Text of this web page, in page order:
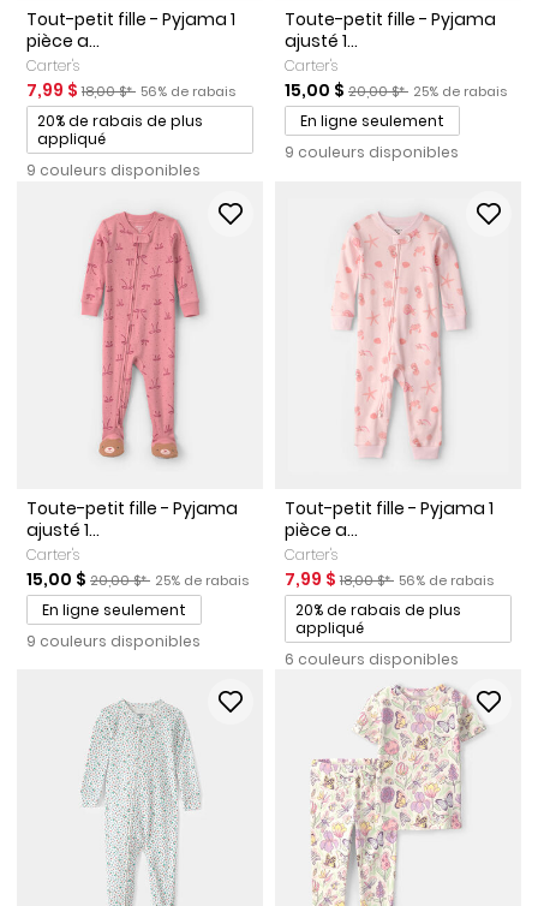
Tout-petit fille - Pyjama 1
pièce a...
Carter's
Prix de solde
7,99 $Prix ​​de détail suggéré par le fabricant
18,00 $* Pourcentage de rabais
56% de rabais
Promotions
20% de rabais de plus
appliqué
9 couleurs disponibles
Toute-petit fille - Pyjama
ajusté 1...
Carter's
Prix de solde
15,00 $ Prix ​​de détail suggéré par
20,00 $* Pourcentage de
25% de rabais
En ligne seulement
9 couleurs disponibles
Toute-petit fille - Pyjama
ajusté 1...
Carter's
Prix de solde
15,00 $ Prix ​​de détail suggéré par le fabricant
20,00 $* Pourcentage de rabais
25% de rabais
En ligne seulement
9 couleurs disponibles
Tout-petit fille - Pyjama 1
pièce a...
Carter's
Prix de solde
7,99 $Prix ​​de détail suggéré par le
18,00 $* Pourcentage de
56% de rabais
Promotions
20% de rabais de plus
appliqué
6 couleurs disponibles